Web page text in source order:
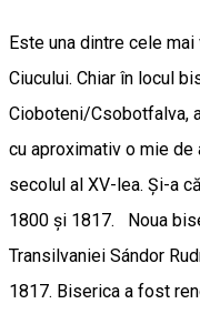
Este una dintre cele
Ciucului. Chiar în locul
Cioboteni/Csobotfalva,
cu aproximativ o mie
secolul al XV-lea. Și-a
1800 și 1817. Noua
Transilvaniei Sándor
1817. Biserica a fost